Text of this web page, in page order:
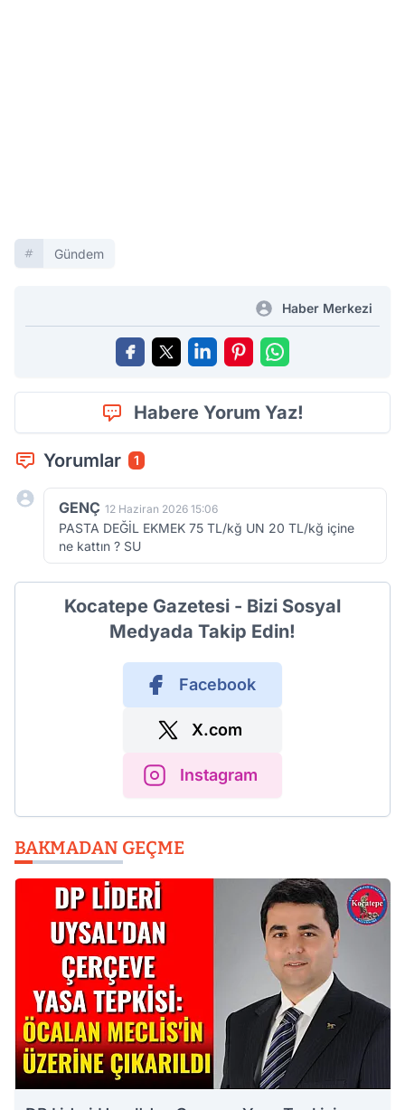
Gündem
Haber Merkezi
Habere Yorum Yaz!
Yorumlar 1
GENÇ 12 Haziran 2026 15:06
PASTA DEĞİL EKMEK 75 TL/kğ UN 20 TL/kğ içine
ne kattın ? SU
Kocatepe Gazetesi - Bizi Sosyal
Medyada Takip Edin!
Facebook
X.com
Instagram
BAKMADAN GEÇME